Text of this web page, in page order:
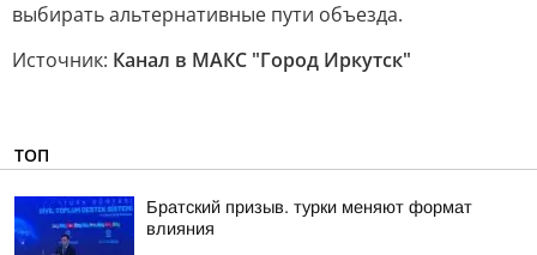
выбирать альтернативные пути объезда.
Источник: Канал в МАКС "Город Иркутск"
ТОП
Братский призыв. турки меняют формат
влияния